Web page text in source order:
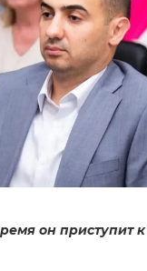
он приступит